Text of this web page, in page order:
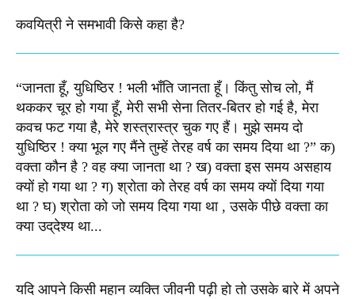
कवयित्री ने समभावी किसे कहा है?
“जानता हूँ, युधिष्ठिर ! भली भाँति जानता हूँ। किंतु सोच लो, मैं
थककर चूर हो गया हूँ, मेरी सभी सेना तितर-बितर हो गई है, मेरा
कवच फट गया है, मेरे शस्‍त्रास्‍त्र चुक गए हैं। मुझे समय दो
युधिष्‍ठिर ! क्‍या भूल गए मैंने तुम्‍हें तेरह वर्ष का समय दिया था ?” क)
वक्‍ता कौन है ? वह क्‍या जानता था ? ख) वक्‍ता इस समय असहाय
क्यों हो गया था ? ग) श्रोता को तेरह वर्ष का समय क्‍यों दिया गया
था ? घ) श्रोता को जो समय दिया गया था , उसके पीछे वक्‍ता का
क्‍या उद्‌देश्‍य था...
यदि आपने किसी महान व्यक्ति जीवनी पढ़ी हो तो उसके बारे में अपने